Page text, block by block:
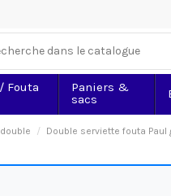
Fouta
Paniers &
sacs
Double serviette fouta Paul